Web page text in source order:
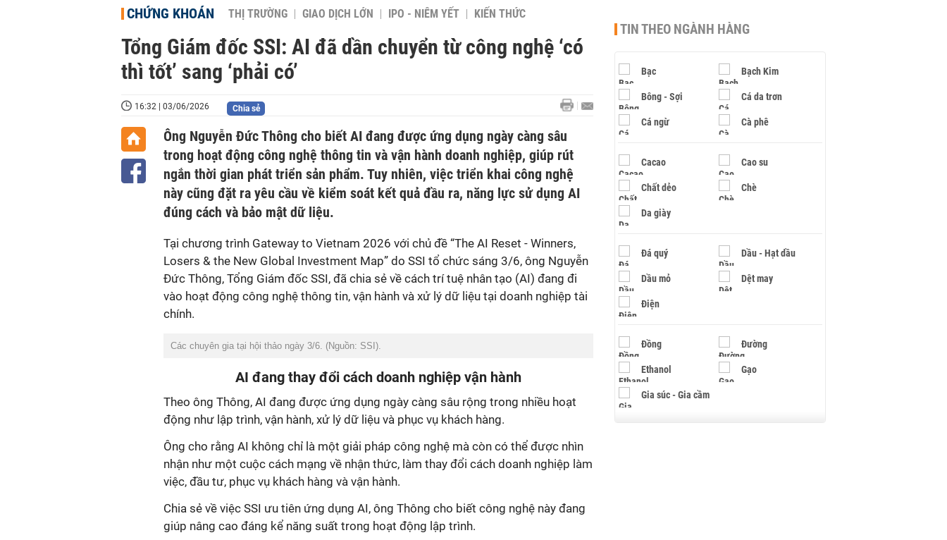
CHỨNG KHOÁN THỊ TRƯỜNG GIAO DỊCH LỚN IPO - NIÊM YẾT KIẾN THỨC
Tổng Giám đốc SSI: AI đã dần chuyển từ công nghệ ‘có
thì tốt’ sang ‘phải có’
16:32 | 03/06/2026 Chia sẻ
Ông Nguyễn Đức Thông cho biết AI đang được ứng dụng ngày càng sâu
trong hoạt động công nghệ thông tin và vận hành doanh nghiệp, giúp rút
ngắn thời gian phát triển sản phẩm. Tuy nhiên, việc triển khai công nghệ
này cũng đặt ra yêu cầu về kiểm soát kết quả đầu ra, năng lực sử dụng AI
đúng cách và bảo mật dữ liệu.
Tại chương trình Gateway to Vietnam 2026 với chủ đề “The AI Reset - Winners,
Losers & the New Global Investment Map” do SSI tổ chức sáng 3/6, ông Nguyễn
Đức Thông, Tổng Giám đốc SSI, đã chia sẻ về cách trí tuệ nhân tạo (AI) đang đi
vào hoạt động công nghệ thông tin, vận hành và xử lý dữ liệu tại doanh nghiệp tài
chính.
Các chuyên gia tại hội thảo ngày 3/6. (Nguồn: SSI).
AI đang thay đổi cách doanh nghiệp vận hành
Theo ông Thông, AI đang được ứng dụng ngày càng sâu rộng trong nhiều hoạt
động như lập trình, vận hành, xử lý dữ liệu và phục vụ khách hàng.
Ông cho rằng AI không chỉ là một giải pháp công nghệ mà còn có thể được nhìn
nhận như một cuộc cách mạng về nhận thức, làm thay đổi cách doanh nghiệp làm
việc, đầu tư, phục vụ khách hàng và vận hành.
Chia sẻ về việc SSI ưu tiên ứng dụng AI, ông Thông cho biết công nghệ này đang
giúp nâng cao đáng kể năng suất trong hoạt động lập trình.
TIN THEO NGÀNH HÀNG
Bạc Bạch Kim
Bông - Sợi Cá da trơn
Cá ngừ Cà phê
Cacao Cao su
Chất dẻo Chè
Da giày
Đá quý Dầu - Hạt dầu
Dầu mỏ Dệt may
Điện
Đồng Đường
Ethanol Gạo
Gia súc - Gia cầm